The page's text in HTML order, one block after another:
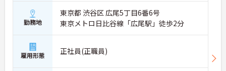
勤務地
東京都 渋谷区 広尾5丁目6番6号
東京メトロ日比谷線「広尾駅」徒歩2分
雇用形態 正社員(正職員)